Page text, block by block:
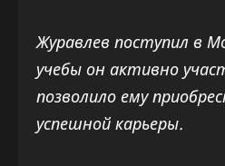
Журавлев поступил в
учебы он активно
позволило ему
успешной карьеры.